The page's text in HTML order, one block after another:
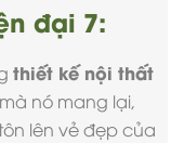
đại 7:
thiết kế nội thất
nó mang lại,
lên vẻ đẹp của